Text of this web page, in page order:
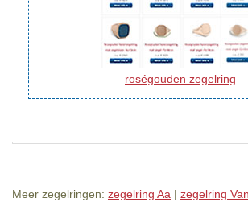
roségouden zegelring
Meer zegelringen: zegelring Aa | zegelring